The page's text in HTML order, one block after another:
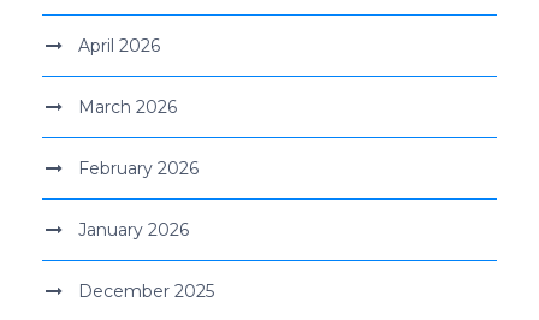
April 2026
March 2026
February 2026
January 2026
December 2025